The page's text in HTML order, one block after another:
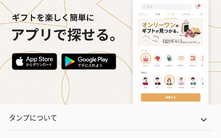
タンプについて